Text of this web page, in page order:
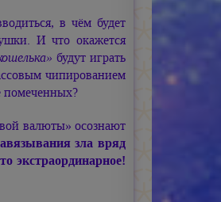
в чём будет
И что окажется
будут играть
чипированием
помеченных?
валюты» осознают
зла вряд
экстраординарное!